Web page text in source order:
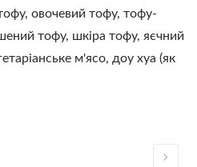
овочевий тофу, тофу-
тофу, шкіра тофу, яєчний
м'ясо, доу хуа (як